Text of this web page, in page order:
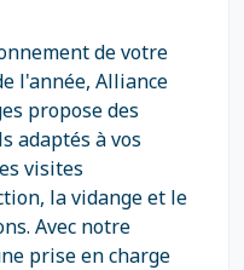
de votre
l'année, Alliance
propose des
adaptés à vos
visites
la vidange et le
Avec notre
prise en charge